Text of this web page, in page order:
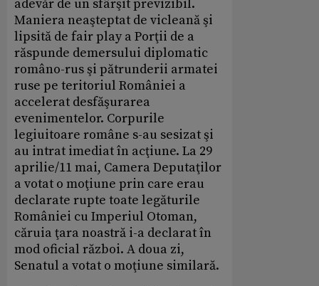
adevăr de un sfârşit previzibil.
Maniera neaşteptat de vicleană şi
lipsită de fair play a Porţii de a
răspunde demersului diplomatic
româno-rus şi pătrunderii armatei
ruse pe teritoriul României a
accelerat desfăşurarea
evenimentelor. Corpurile
legiuitoare române s-au sesizat şi
au intrat imediat în acţiune. La 29
aprilie/11 mai, Camera Deputaţilor
a votat o moţiune prin care erau
declarate rupte toate legăturile
României cu Imperiul Otoman,
căruia ţara noastră i-a declarat în
mod oficial război. A doua zi,
Senatul a votat o moţiune similară.